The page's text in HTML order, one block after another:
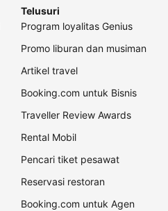
Telusuri
Program loyalitas Genius
Promo liburan dan musiman
Artikel travel
Booking.com untuk Bisnis
Traveller Review Awards
Rental Mobil
Pencari tiket pesawat
Reservasi restoran
Booking.com untuk Agen